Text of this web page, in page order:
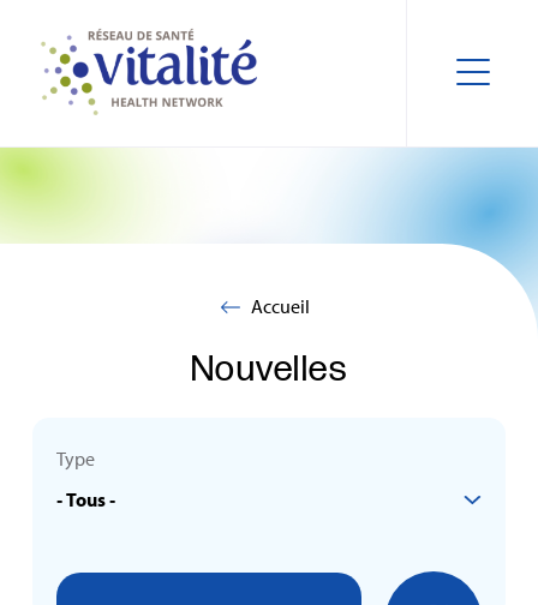
Accueil
Nouvelles
Type